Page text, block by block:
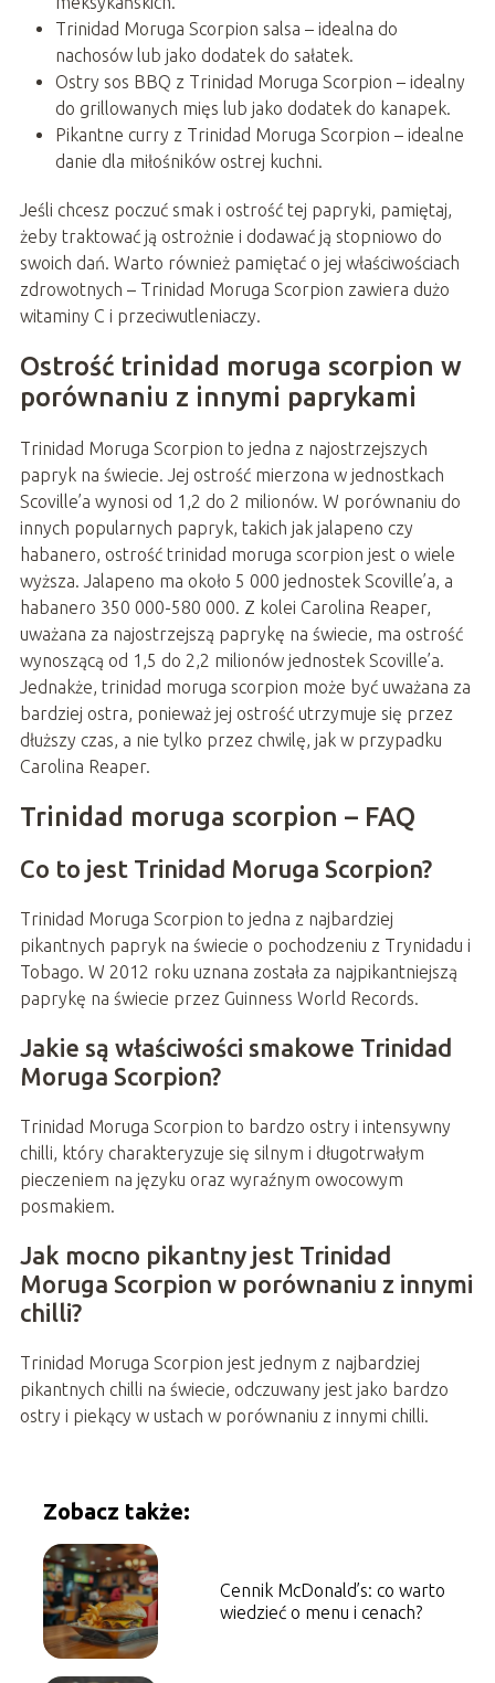
Trinidad Moruga Scorpion salsa – idealna do
nachosów lub jako dodatek do sałatek.
Ostry sos BBQ z Trinidad Moruga Scorpion – idealny
do grillowanych mięs lub jako dodatek do kanapek.
Pikantne curry z Trinidad Moruga Scorpion – idealne
danie dla miłośników ostrej kuchni.
Jeśli chcesz poczuć smak i ostrość tej papryki, pamiętaj,
żeby traktować ją ostrożnie i dodawać ją stopniowo do
swoich dań. Warto również pamiętać o jej właściwościach
zdrowotnych – Trinidad Moruga Scorpion zawiera dużo
witaminy C i przeciwutleniaczy.
Ostrość trinidad moruga scorpion w
porównaniu z innymi paprykami
Trinidad Moruga Scorpion to jedna z najostrzejszych
papryk na świecie. Jej ostrość mierzona w jednostkach
Scoville’a wynosi od 1,2 do 2 milionów. W porównaniu do
innych popularnych papryk, takich jak jalapeno czy
habanero, ostrość trinidad moruga scorpion jest o wiele
wyższa. Jalapeno ma około 5 000 jednostek Scoville’a, a
habanero 350 000-580 000. Z kolei Carolina Reaper,
uważana za najostrzejszą paprykę na świecie, ma ostrość
wynoszącą od 1,5 do 2,2 milionów jednostek Scoville’a.
Jednakże, trinidad moruga scorpion może być uważana za
bardziej ostra, ponieważ jej ostrość utrzymuje się przez
dłuższy czas, a nie tylko przez chwilę, jak w przypadku
Carolina Reaper.
Trinidad moruga scorpion – FAQ
Co to jest Trinidad Moruga Scorpion?
Trinidad Moruga Scorpion to jedna z najbardziej
pikantnych papryk na świecie o pochodzeniu z Trynidadu i
Tobago. W 2012 roku uznana została za najpikantniejszą
paprykę na świecie przez Guinness World Records.
Jakie są właściwości smakowe Trinidad
Moruga Scorpion?
Trinidad Moruga Scorpion to bardzo ostry i intensywny
chilli, który charakteryzuje się silnym i długotrwałym
pieczeniem na języku oraz wyraźnym owocowym
posmakiem.
Jak mocno pikantny jest Trinidad
Moruga Scorpion w porównaniu z innymi
chilli?
Trinidad Moruga Scorpion jest jednym z najbardziej
pikantnych chilli na świecie, odczuwany jest jako bardzo
ostry i piekący w ustach w porównaniu z innymi chilli.
Zobacz także:
Cennik McDonald’s: co warto
wiedzieć o menu i cenach?